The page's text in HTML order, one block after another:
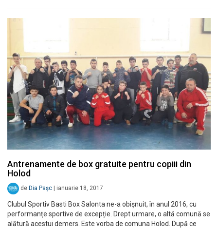
Antrenamente de box gratuite pentru copiii din
Holod
de Dia Pașc ianuarie 18, 2017
Clubul Sportiv Basti Box Salonta ne-a obișnuit, în anul 2016, cu
performanțe sportive de excepție. Drept urmare, o altă comună se
alătură acestui demers. Este vorba de comuna Holod. După ce